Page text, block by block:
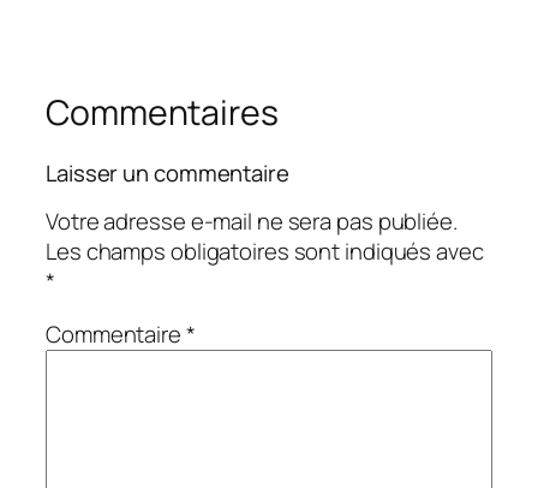
Commentaires
Laisser un commentaire
Votre adresse e-mail ne sera pas publiée.
Les champs obligatoires sont indiqués avec
*
Commentaire*